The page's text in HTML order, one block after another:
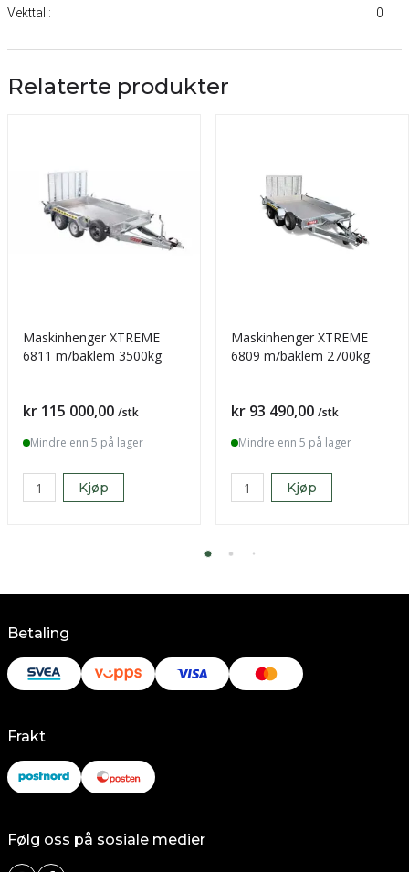
Vekttall:
0
Relaterte produkter
Maskinhenger XTREME
6811 m/baklem 3500kg
Pris
kr 115 000,00 /stk
Mindre enn 5 på lager
Kjøp
Maskinhenger XTREME
6809 m/baklem 2700kg
Pris
kr 93 490,00 /stk
Mindre enn 5 på lager
Kjøp
Betaling
Frakt
Følg oss på sosiale medier